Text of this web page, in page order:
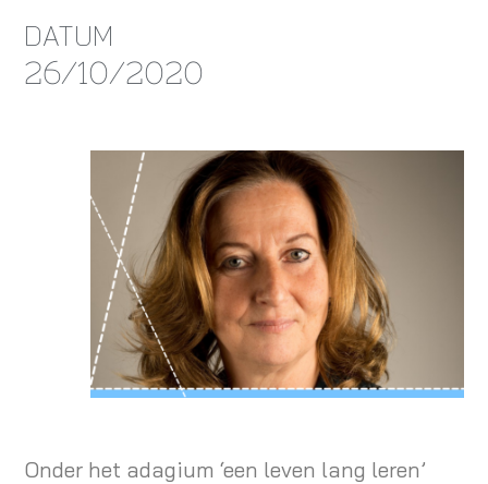
DATUM
26/10/2020
Onder het adagium ‘een leven lang leren’